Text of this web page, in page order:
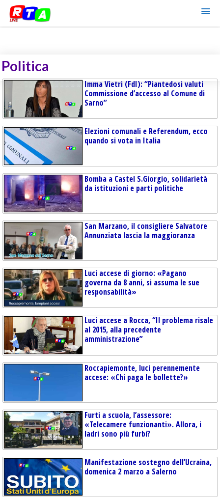
Politica
Imma Vietri (FdI): “Piantedosi valuti
Commissione d’accesso al Comune di
Sarno”
Elezioni comunali e Referendum, ecco
quando si vota in Italia
Bomba a Castel S.Giorgio, solidarietà
da istituzioni e parti politiche
San Marzano, il consigliere Salvatore
Annunziata lascia la maggioranza
Luci accese di giorno: «Pagano
governa da 8 anni, si assuma le sue
responsabilità»
Luci accese a Rocca, “Il problema risale
al 2015, alla precedente
amministrazione”
Roccapiemonte, luci perennemente
accese: «Chi paga le bollette?»
Furti a scuola, l’assessore:
«Telecamere funzionanti». Allora, i
ladri sono più furbi?
Manifestazione sostegno dell’Ucraina,
domenica 2 marzo a Salerno